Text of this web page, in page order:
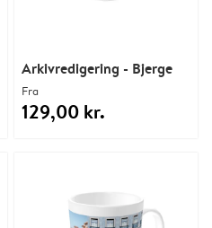
Arkivredigering - Bjerge
Fra
129,00 kr.